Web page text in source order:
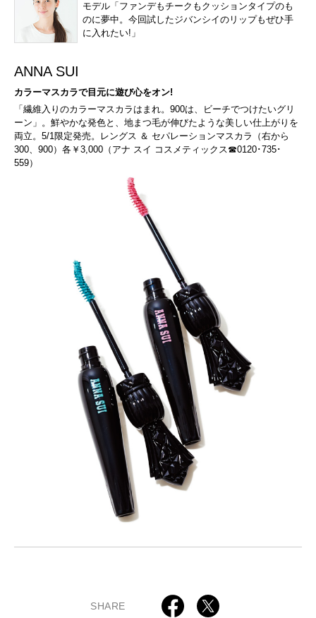
モデル「ファンデもチークもクッションタイプのも
のに夢中。今回試したジバンシイのリップもぜひ手
に入れたい!」
ANNA SUI
カラーマスカラで目元に遊び心をオン!
「繊維入りのカラーマスカラはまれ。900は、ビーチでつけたいグリ
ーン」。鮮やかな発色と、地まつ毛が伸びたような美しい仕上がりを
両立。5/1限定発売。レングス ＆ セパレーションマスカラ（右から
300、900）各￥3,000（アナ スイ コスメティックス☎0120･735･
559）
SHARE